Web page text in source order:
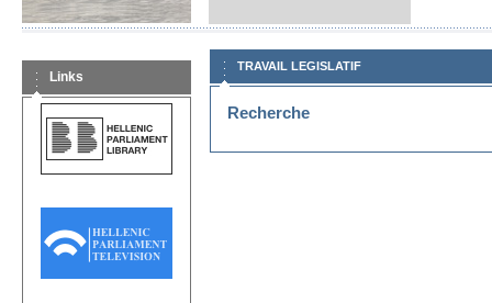
Links
TRAVAIL LEGISLATIF
Recherche